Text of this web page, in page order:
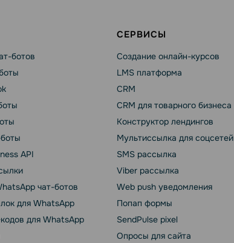
ботов
API
чат-ботов
для WhatsApp
для WhatsApp
СЕРВИСЫ
Создание онлайн-курсов
LMS платформа
CRM
CRM для товарного бизнеса
Конструктор лендингов
Мультиссылка для соцсетей
SMS рассылка
Viber рассылка
Web push уведомления
Попап формы
SendPulse pixel
Опросы для сайта